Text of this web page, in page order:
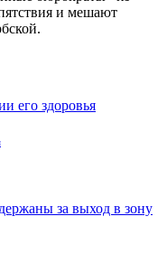
и мешают